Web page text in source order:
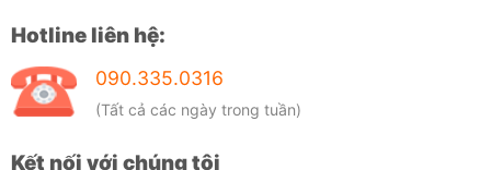
Hotline liên hệ:
090.335.0316
(Tất cả các ngày trong tuần)
Kết nối với chúng tôi